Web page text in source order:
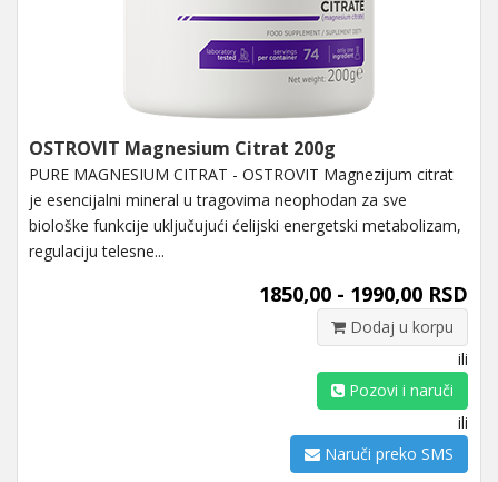
OSTROVIT Magnesium Citrat 200g
PURE MAGNESIUM CITRAT - OSTROVIT Magnezijum citrat
je esencijalni mineral u tragovima neophodan za sve
biološke funkcije uključujući ćelijski energetski metabolizam,
regulaciju telesne...
1850,00 - 1990,00 RSD
Dodaj u korpu
ili
Pozovi i naruči
ili
Naruči preko SMS